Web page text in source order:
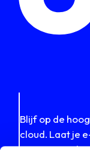
Blijf op de
cloud. Laat je